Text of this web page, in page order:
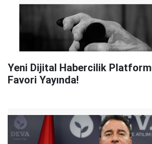
Yeni Dijital Habercilik
Favori Yayında!